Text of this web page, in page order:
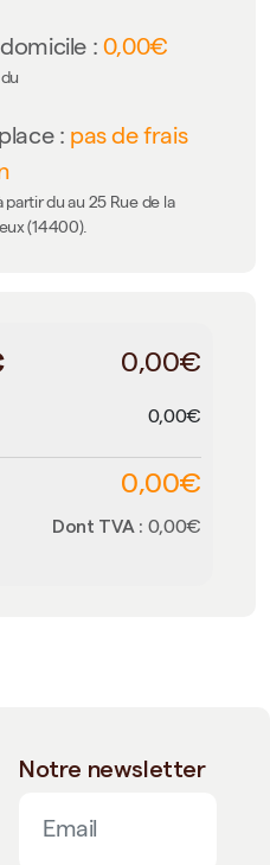
: 0,00€
: pas de frais
du au 25 Rue de la
(14400).
0,00€
0,00€
0,00€
Dont TVA : 0,00€
Notre newsletter